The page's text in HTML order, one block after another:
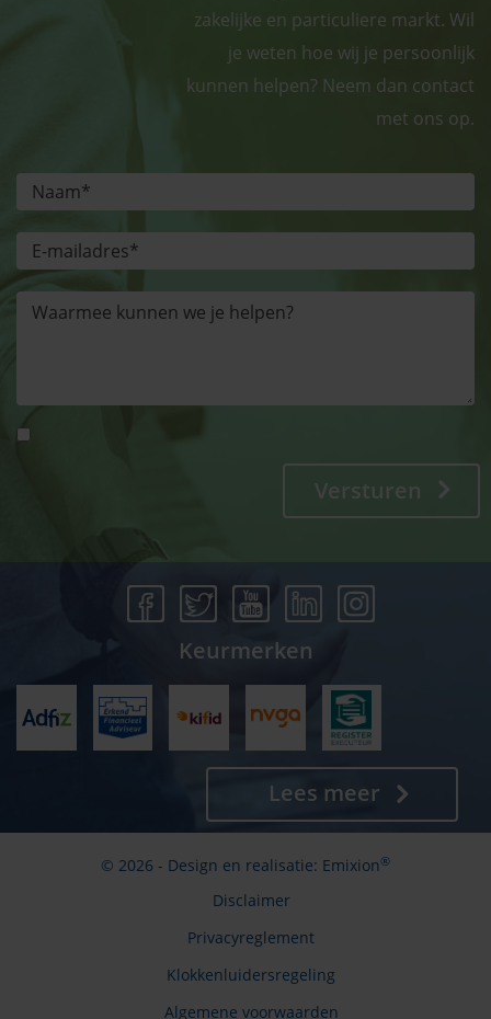
zakelijke en particuliere markt. Wil
je weten hoe wij je persoonlijk
kunnen helpen? Neem dan contact
met ons op.
Versturen
Keurmerken
Lees meer
© 2026 - Design en realisatie: Emixion®
Disclaimer
Privacyreglement
Klokkenluidersregeling
Algemene voorwaarden